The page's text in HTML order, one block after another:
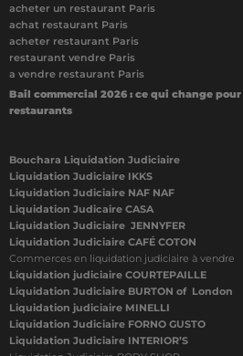
acheter un restaurant Paris
achat restaurant Paris
acheter restaurant Paris
restaurant vendre Paris
a vendre restaurant Paris
Bail commercial 2026 : ce qui change
restaurants
Bouchara Liquidation Judiciaire
Liquidation Judiciaire IKKS
Liquidation Judiciaire NAF NAF
Liquidation Judicaire CASA
Liquidation Judiciaire JENNYFER
Liquidation Judiciaire CAFÉ COTON
Commerces en liquidation judiciaire à vendre
Liquidation judiciaire COURTEPAILLE
Liquidation Judiciaire BURTON of London
Liquidation judiciaire MINELLI
Liquidation Judiciaire FORNO GUSTO
Liquidation Judiciaire INTERIOR’S